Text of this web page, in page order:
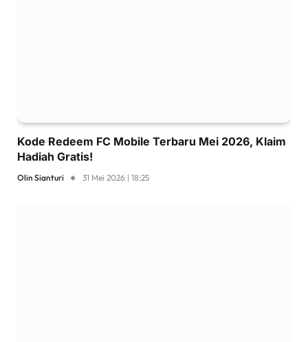
Kode Redeem FC Mobile Terbaru Mei 2026, Klaim
Hadiah Gratis!
Olin Sianturi 31 Mei 2026 | 18:25